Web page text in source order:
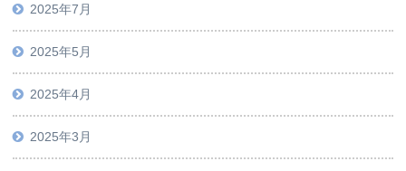
2025年7月
2025年5月
2025年4月
2025年3月